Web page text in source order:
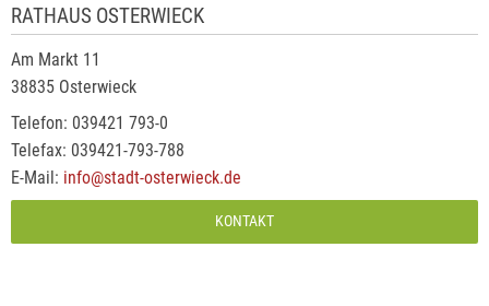
RATHAUS OSTERWIECK
Am Markt 11
38835 Osterwieck
Telefon: 039421 793-0
Telefax: 039421-793-788
E-Mail: info@stadt-osterwieck.de
KONTAKT